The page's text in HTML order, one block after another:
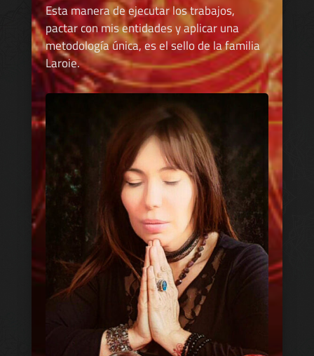
Esta manera de ejecutar los trabajos,
pactar con mis entidades y aplicar una
metodología única, es el sello de la familia
Laroie.